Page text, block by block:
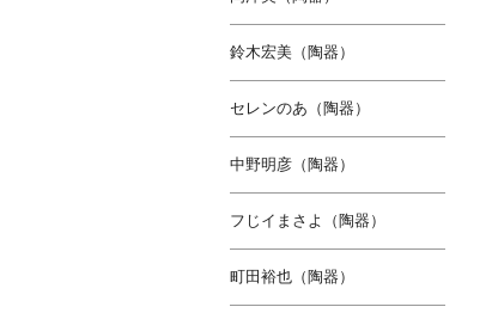
鈴木宏美（陶器）
セレンのあ（陶器）
中野明彦（陶器）
フじイまさよ（陶器）
町田裕也（陶器）